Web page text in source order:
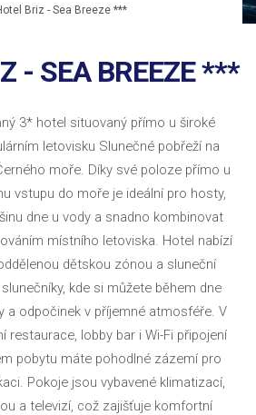
Briz - Sea Breeze ***
- SEA BREEZE ***
3* hotel situovaný přímo u široké
letovisku Slunečné pobřeží na
moře. Díky své poloze přímo u
vstupu do moře je ideální pro hosty,
dne u vody a snadno kombinovat
místního letoviska. Hotel nabízí
dětskou zónou a sluneční
kde si můžete během dne
a odpočinek v příjemné atmosféře. V
restaurace, lobby bar i Wi-Fi připojení
pobytu máte pohodlné zázemí pro
Pokoje jsou vybavené klimatizací,
a televizí, což zajišťuje komfortní